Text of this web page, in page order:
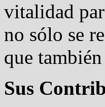
vitalidad
no sólo se
que
Sus